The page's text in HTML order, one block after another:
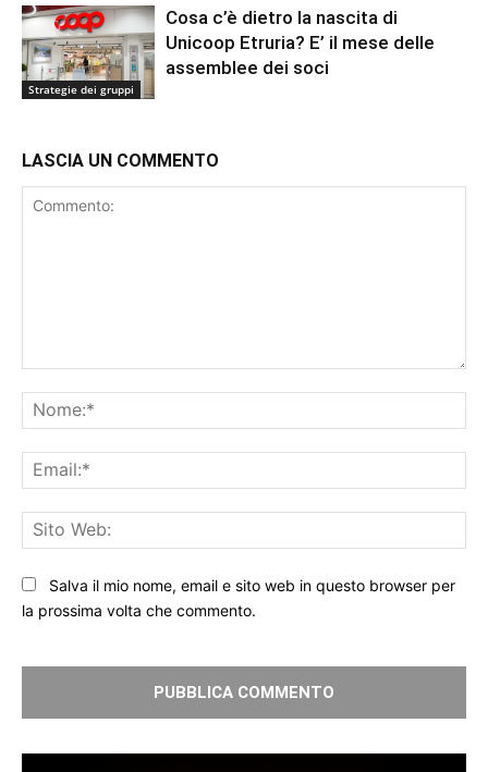
Strategie dei gruppi
Cosa c’è dietro la nascita di
Unicoop Etruria? E’ il mese delle
assemblee dei soci
LASCIA UN COMMENTO
Salva il mio nome, email e sito web in questo browser per
la prossima volta che commento.